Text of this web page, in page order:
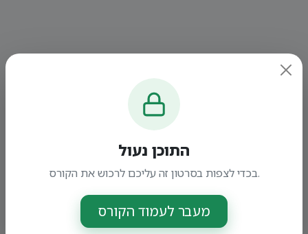
התוכן נעול
בכדי לצפות בסרטון זה עליכם לרכוש את הקורס.
מעבר לעמוד הקורס